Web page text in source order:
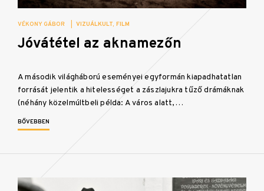
VÉKONY GÁBOR VIZUÁLKULT FILM
Jóvátétel az aknamezőn
A második világháború eseményei egyformán kiapadhatatlan
forrását jelentik a hitelességet a zászlajukra tűző drámáknak
(néhány közelmúltbeli példa: A város alatt,…
BŐVEBBEN